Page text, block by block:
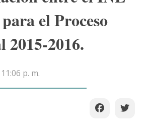
el Proceso
2015-2016.
p. m.